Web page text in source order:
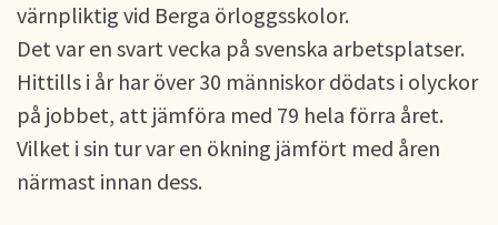
värnpliktig vid Berga örloggsskolor.
Det var en svart vecka på svenska arbetsplatser.
Hittills i år har över 30 människor dödats i olyckor
på jobbet, att jämföra med 79 hela förra året.
Vilket i sin tur var en ökning jämfört med åren
närmast innan dess.